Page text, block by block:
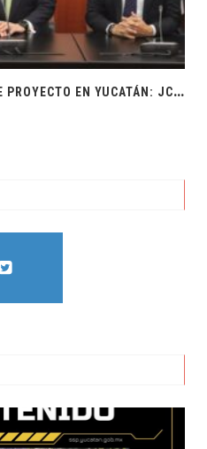
Q
UEREMOS ATERRIZAR ESTE PROYECTO EN YUCATÁN: JCRM